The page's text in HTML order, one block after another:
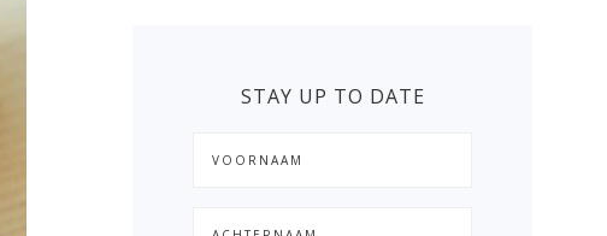
STAY UP TO DATE